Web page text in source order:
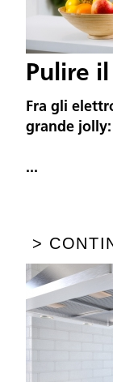
Pulire
Fra gli
grande
...
>